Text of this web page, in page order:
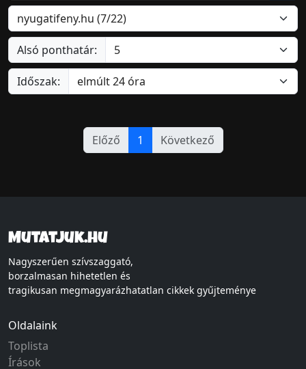
Alsó ponthatár:
Időszak:
Előző 1 Következő
Mutatjuk.hu
Nagyszerűen szívszaggató,
borzalmasan hihetetlen és
tragikusan megmagyarázhatatlan cikkek gyűjteménye
Oldalaink
Toplista
Írások